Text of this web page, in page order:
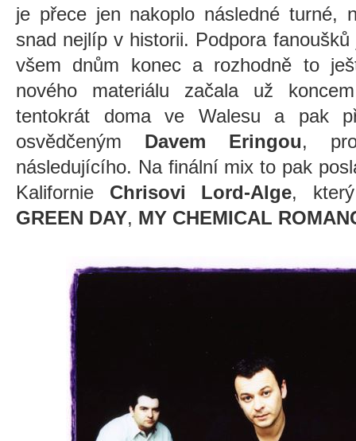
je přece jen nakoplo následné turné,
snad nejlíp v historii. Podpora
všem dnům konec a rozhodně to
nového materiálu začala už
tentokrát doma ve Walesu a pak
osvědčeným Davem Eringou,
následujícího. Na finální mix to pak
Kalifornie Chrisovi Lord-Alge,
GREEN DAY, MY CHEMICAL